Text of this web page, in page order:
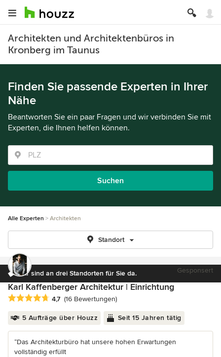
Architekten und Architektenbüros in
Kronberg im Taunus
Finden Sie passende Experten in Ihrer
Nähe
Beantworten Sie ein paar Fragen und wir verbinden Sie mit
Experten, die Ihnen helfen können.
Suchen
Alle Experten Architekten
Standort
Wir sind an drei Standorten für Sie da. Gesponsert
Karl Kaffenberger Architektur | Einrichtung
Durchschnittliche Bewertung: 4.7 von 5 Sternen
4,7 (16 Bewertungen)
5 Aufträge über Houzz Seit 15 Jahren tätig
“Das Architekturbüro hat unsere hohen Erwartungen
vollständig erfüllt